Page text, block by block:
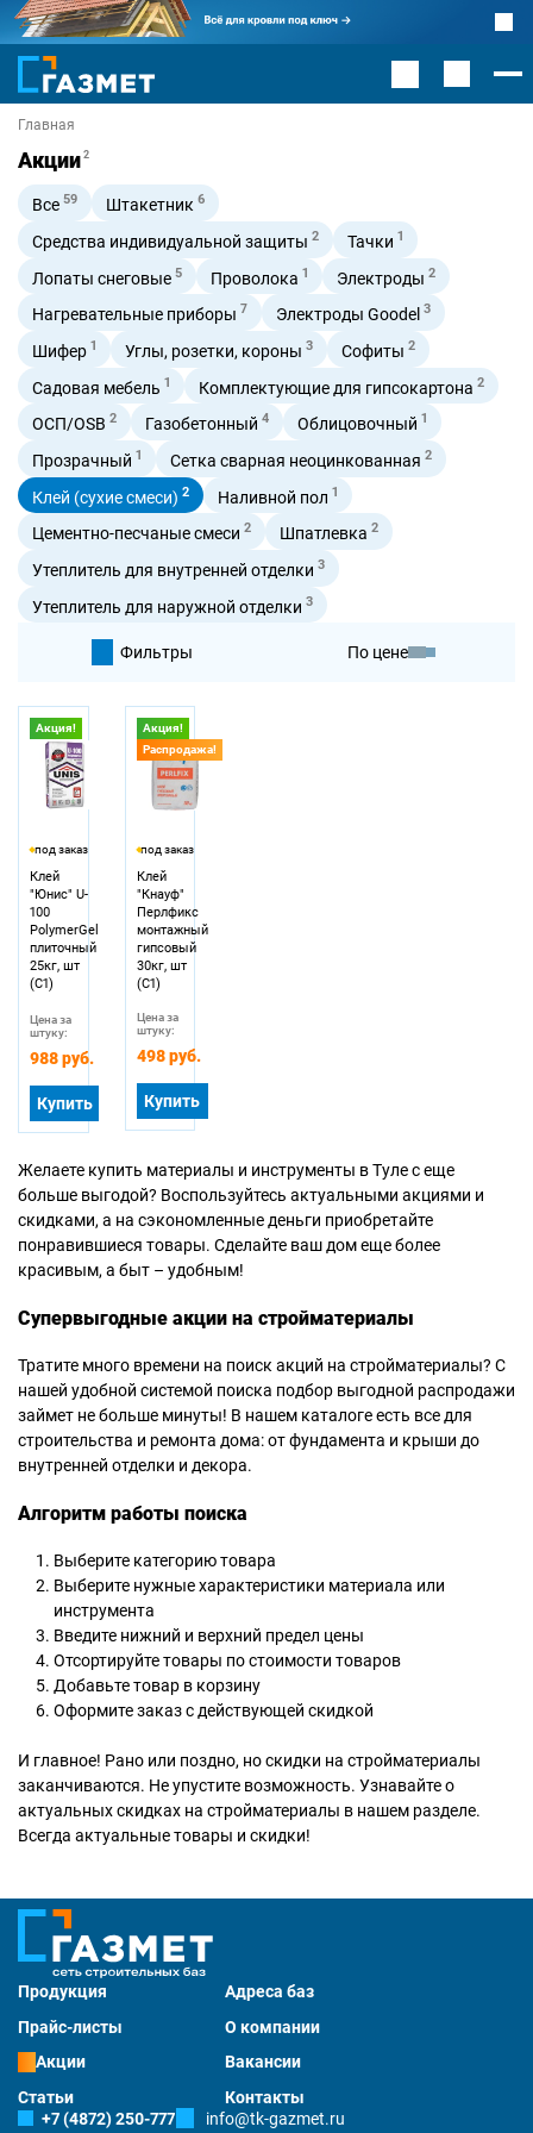
Главная
Акции2
Все 59 Штакетник 6
Средства индивидуальной защиты 2 Тачки 1
Лопаты снеговые 5 Проволока 1 Электроды 2
Нагревательные приборы 7 Электроды Goodel 3
Шифер 1 Углы, розетки, короны 3 Софиты 2
Садовая мебель 1 Комплектующие для гипсокартона 2
ОСП/OSB 2 Газобетонный 4 Облицовочный 1
Прозрачный 1 Сетка сварная неоцинкованная 2
Клей (сухие смеси) 2 Наливной пол 1
Цементно-песчаные смеси 2 Шпатлевка 2
Утеплитель для внутренней отделки 3
Утеплитель для наружной отделки 3
По цене
Фильтры
Акция!
под заказ
Клей
"Юнис" U-
100
PolymerGel
плиточный
25кг, шт
(С1)
Цена за
штуку:
988 руб.
Купить
Акция!
Распродажа!
под заказ
Клей
"Кнауф"
Перлфикс
монтажный
гипсовый
30кг, шт
(С1)
Цена за
штуку:
498 руб.
Купить
Желаете купить материалы и инструменты в Туле с еще
больше выгодой? Воспользуйтесь актуальными акциями и
скидками, а на сэкономленные деньги приобретайте
понравившиеся товары. Сделайте ваш дом еще более
красивым, а быт – удобным!
Супервыгодные акции на стройматериалы
Тратите много времени на поиск акций на стройматериалы? С
нашей удобной системой поиска подбор выгодной распродажи
займет не больше минуты! В нашем каталоге есть все для
строительства и ремонта дома: от фундамента и крыши до
внутренней отделки и декора.
Алгоритм работы поиска
Выберите категорию товара
Выберите нужные характеристики материала или
инструмента
Введите нижний и верхний предел цены
Отсортируйте товары по стоимости товаров
Добавьте товар в корзину
Оформите заказ с действующей скидкой
И главное! Рано или поздно, но скидки на стройматериалы
заканчиваются. Не упустите возможность. Узнавайте о
актуальных скидках на стройматериалы в нашем разделе.
Всегда актуальные товары и скидки!
Продукция
Адреса баз
Прайс-листы
О компании
Акции
Вакансии
Статьи
Контакты
+7 (4872) 250-777
info@tk-gazmet.ru